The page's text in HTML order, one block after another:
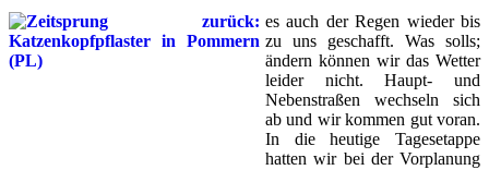
es auch der Regen wieder bis
zu uns geschafft. Was solls;
ändern können wir das Wetter
leider nicht. Haupt- und
Nebenstraßen wechseln sich
ab und wir kommen gut voran.
In die heutige Tagesetappe
hatten wir bei der Vorplanung